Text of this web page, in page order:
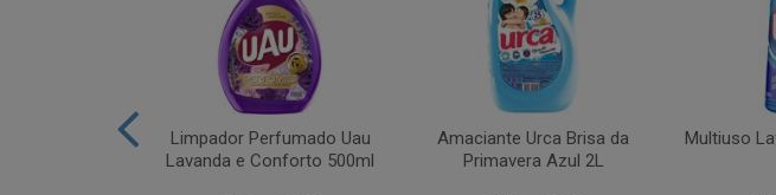
Limpador Perfumado Uau
Lavanda e Conforto 500ml
Amaciante Urca Brisa da
Primavera Azul 2L
Multiuso